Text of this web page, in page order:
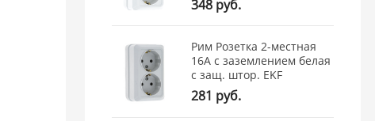
348 руб.
Рим Розетка 2-местная
16А с заземлением белая
с защ. штор. EKF
281 руб.